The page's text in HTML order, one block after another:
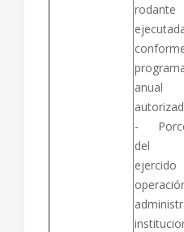
rodante
anual
-
del